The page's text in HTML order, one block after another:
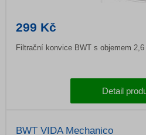
299 Kč
Filtrační konvice BWT s objemem
Detail
BWT VIDA Mechanico